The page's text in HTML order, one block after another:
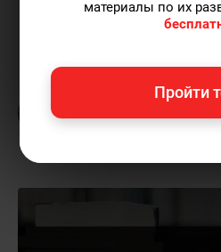
при обучении
Григорий Кшеминский
Пишу статьи по теме
только, а также
материалы по их
Пройти